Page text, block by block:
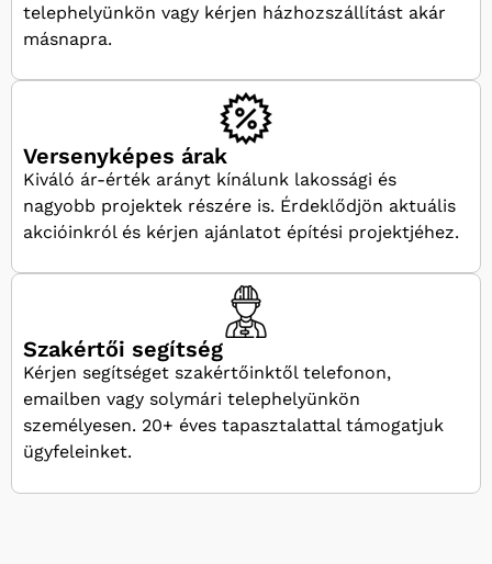
telephelyünkön vagy kérjen házhozszállítást akár
másnapra.
Versenyképes árak
Kiváló ár-érték arányt kínálunk lakossági és
nagyobb projektek részére is. Érdeklődjön aktuális
akcióinkról és kérjen ajánlatot építési projektjéhez.
Szakértői segítség
Kérjen segítséget szakértőinktől telefonon,
emailben vagy solymári telephelyünkön
személyesen. 20+ éves tapasztalattal támogatjuk
ügyfeleinket.